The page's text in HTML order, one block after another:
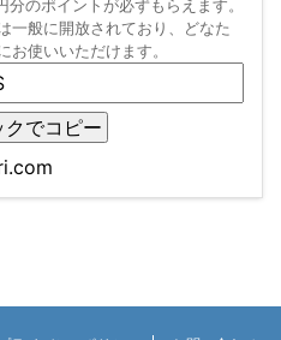
分のポイントが必ずもらえます。
一般に開放されており、どなた
お使いいただけます。
クでコピー